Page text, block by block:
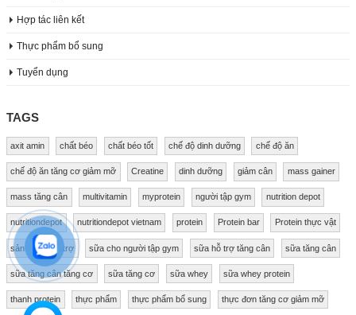
Hợp tác liên kết
Thực phẩm bổ sung
Tuyển dụng
TAGS
axit amin chất béo chất béo tốt chế độ dinh dưỡng chế độ ăn
chế độ ăn tăng cơ giảm mỡ Creatine dinh dưỡng giảm cân mass gainer
mass tăng cân multivitamin myprotein người tập gym nutrition depot
nutritiondepot nutritiondepot vietnam protein Protein bar Protein thực vật
sản phẩm hỗ trợ sữa cho người tập gym sữa hỗ trợ tăng cân sữa tăng cân
sữa tăng cân tăng cơ sữa tăng cơ sữa whey sữa whey protein
thanh protein thực phẩm thực phẩm bổ sung thực đơn tăng cơ giảm mỡ